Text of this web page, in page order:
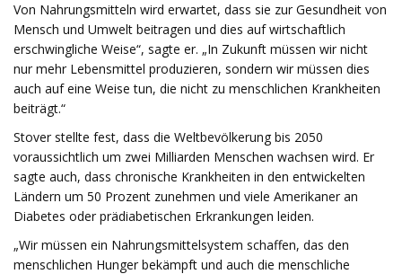
Von Nahrungsmitteln wird erwartet, dass sie zur Gesundheit von
Mensch und Umwelt beitragen und dies auf wirtschaftlich
erschwingliche Weise“, sagte er. „In Zukunft müssen wir nicht
nur mehr Lebensmittel produzieren, sondern wir müssen dies
auch auf eine Weise tun, die nicht zu menschlichen Krankheiten
beiträgt.“
Stover stellte fest, dass die Weltbevölkerung bis 2050
voraussichtlich um zwei Milliarden Menschen wachsen wird. Er
sagte auch, dass chronische Krankheiten in den entwickelten
Ländern um 50 Prozent zunehmen und viele Amerikaner an
Diabetes oder prädiabetischen Erkrankungen leiden.
„Wir müssen ein Nahrungsmittelsystem schaffen, das den
menschlichen Hunger bekämpft und auch die menschliche